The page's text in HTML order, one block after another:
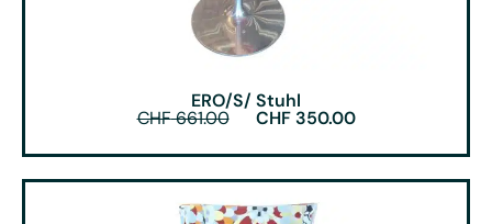
ERO/S/ Stuhl
CHF661.00 CHF350.00